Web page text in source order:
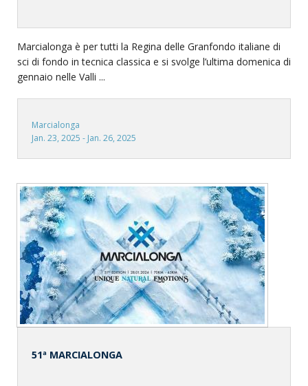
Marcialonga è per tutti la Regina delle Granfondo italiane di
sci di fondo in tecnica classica e si svolge l’ultima domenica di
gennaio nelle Valli ...
Marcialonga
Jan. 23, 2025 - Jan. 26, 2025
51ª MARCIALONGA